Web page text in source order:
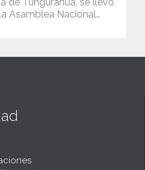
Asamblea Nacional…